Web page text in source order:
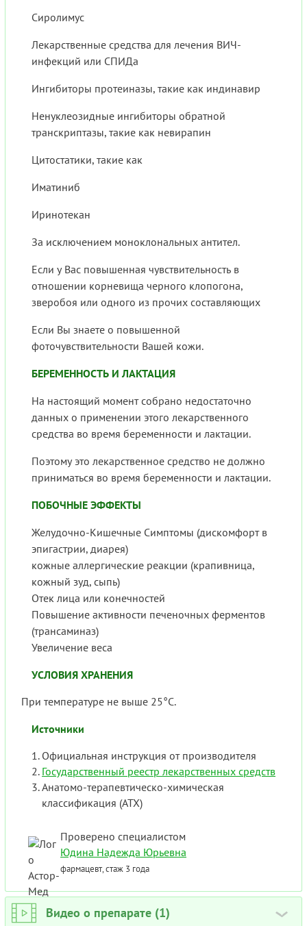
Сиролимус
Лекарственные средства для лечения ВИЧ-
инфекций или СПИДа
Ингибиторы протеиназы, такие как индинавир
Ненуклеозидные ингибиторы обратной
транскриптазы, такие как невирапин
Цитостатики, такие как
Иматиниб
Иринотекан
За исключением моноклональных антител.
Если у Вас повышенная чувствительность в
отношении корневища черного клопогона,
зверобоя или одного из прочих составляющих
Если Вы знаете о повышенной
фоточувствительности Вашей кожи.
БЕРЕМЕННОСТЬ И ЛАКТАЦИЯ
На настоящий момент собрано недостаточно
данных о применении этого лекарственного
средства во время беременности и лактации.
Поэтому это лекарственное средство не должно
приниматься во время беременности и лактации.
ПОБОЧНЫЕ ЭФФЕКТЫ
Желудочно-Кишечные Симптомы (дискомфорт в
эпигастрии, диарея)
кожные аллергические реакции (крапивница,
кожный зуд, сыпь)
Отек лица или конечностей
Повышение активности печеночных ферментов
(трансаминаз)
Увеличение веса
УСЛОВИЯ ХРАНЕНИЯ
При температуре не выше 25°С.
Источники
Официальная инструкция от производителя
Государственный реестр лекарственных средств
Анатомо-терапевтическо-химическая
классификация (ATX)
Проверено специалистом
Юдина Надежда Юрьевна
фармацевт, стаж 3 года
Видео о препарате (1) ›